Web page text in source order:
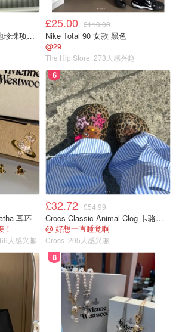
尼酒. 相信大家不会陌生啦，"Bond,
cocktail:
Prestige Necklace 大溪地珍珠项链 10-11mm
£25.00 £110.00
Nike Total 90 女款 黑色
@29
The Hip Store 273人感兴趣
耳环
人感兴趣
6
£32.72 £54.99
Crocs Classic Animal Clog 卡骆驰动物印花洞洞鞋
@ 好想一直睡觉啊
Crocs 205人感兴趣
8